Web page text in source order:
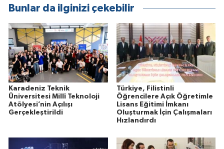
Bunlar da ilginizi çekebilir
Karadeniz Teknik
Üniversitesi Millî Teknoloji
Atölyesi’nin Açılışı
Gerçekleştirildi
Türkiye, Filistinli
Öğrencilere Açık Öğretimle
Lisans Eğitimi İmkanı
Oluşturmak İçin Çalışmaları
Hızlandırdı